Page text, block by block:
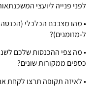
לפני פנייה ליועצי
• מהו מצבכם הכלכלי
ל-מזומנים)?
• מה צפי ההכנסות שלכם
כספים ממקורות שונים?
• לאיזה תקופה תרצו לקחת